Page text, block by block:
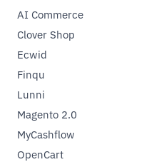
AI Commerce
Clover Shop
Ecwid
Finqu
Lunni
Magento 2.0
MyCashflow
OpenCart